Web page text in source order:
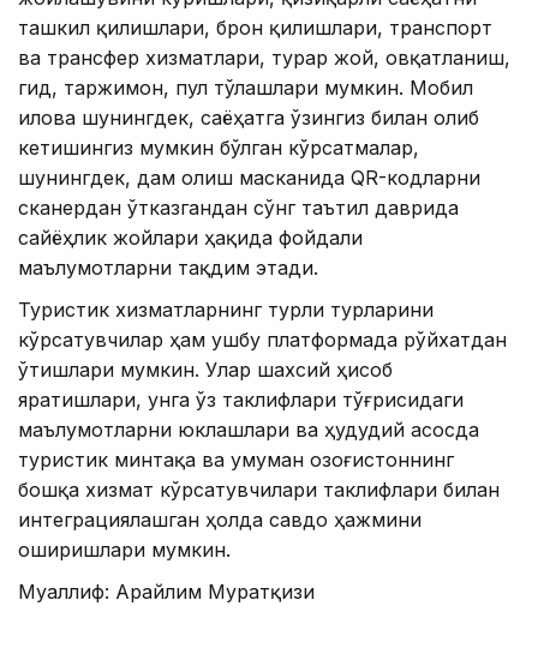
ташкил қилишлари, брон қилишлари, транспорт
ва трансфер хизматлари, турар жой, овқатланиш,
гид, таржимон, пул тўлашлари мумкин. Мобил
илова шунингдек, саёҳатга ўзингиз билан олиб
кетишингиз мумкин бўлган кўрсатмалар,
шунингдек, дам олиш масканида QR-кодларни
сканердан ўтказгандан сўнг таътил даврида
сайёҳлик жойлари ҳақида фойдали
маълумотларни тақдим этади.
Туристик хизматларнинг турли турларини
кўрсатувчилар ҳам ушбу платформада рўйхатдан
ўтишлари мумкин. Улар шахсий ҳисоб
яратишлари, унга ўз таклифлари тўғрисидаги
маълумотларни юклашлари ва ҳудудий асосда
туристик минтақа ва умуман Қозоғистоннинг
бошқа хизмат кўрсатувчилари таклифлари билан
интеграциялашган ҳолда савдо ҳажмини
оширишлари мумкин.
Муаллиф: Арайлим Муратқизи